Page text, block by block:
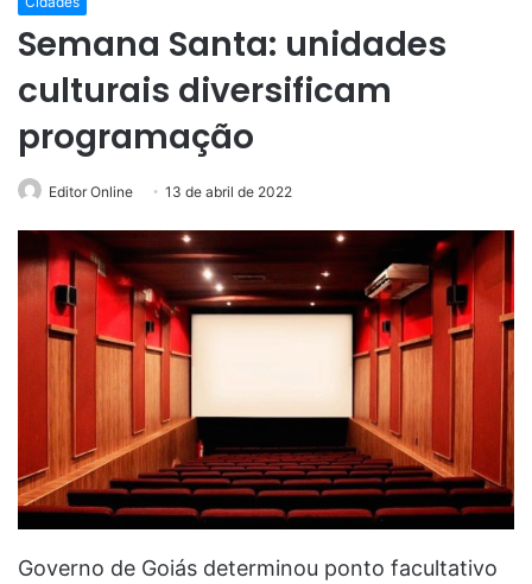
Semana Santa: unidades
culturais diversificam
programação
Editor Online 13 de abril de 2022
Governo de Goiás determinou ponto facultativo